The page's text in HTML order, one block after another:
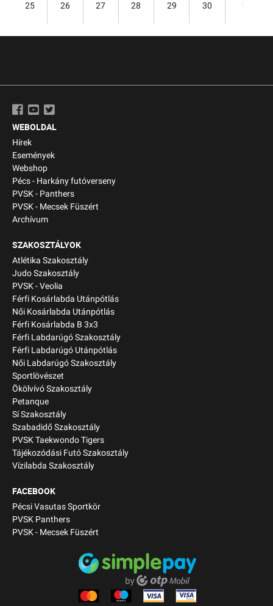
25 26 27 28 29 30
WEBOLDAL
Hírek
Események
Webshop
Pécs - Harkány futóverseny
PVSK - Panthers
PVSK - Mecsek Füszért
Archívum
SZAKOSZTÁLYOK
Atlétika Szakosztály
Judo Szakosztály
PVSK - Veolia
Férfi Kosárlabda Utánpótlás
Női Kosárlabda Utánpótlás
Férfi Kosárlabda B 3x3
Férfi Labdarúgó Szakosztály
Férfi Labdarúgó Utánpótlás
Női Labdarúgó Szakosztály
Sportlövészet
Ökölvívó Szakosztály
Petanque
Sí Szakosztály
Szabadidő Szakosztály
PVSK Taekwondo Tigers
Tájékozódási Futó Szakosztály
Vízilabda Szakosztály
FACEBOOK
Pécsi Vasutas Sportkör
PVSK Panthers
PVSK - Mecsek Füszért